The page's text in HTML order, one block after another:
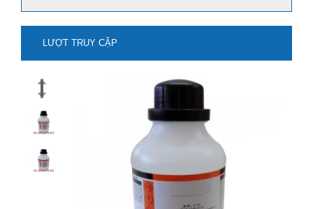
mua natri stanat-na2sno3 ở đâu?
LƯỢT TRUY CẬP